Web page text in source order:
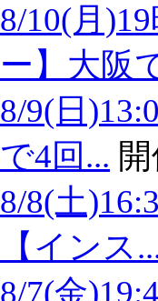
8/10(月
ー】大阪
8/9(日
で4回...
8/8(土
【インス
8/7(金